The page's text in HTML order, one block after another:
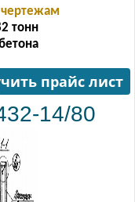
тонн
прайс лист
14/80